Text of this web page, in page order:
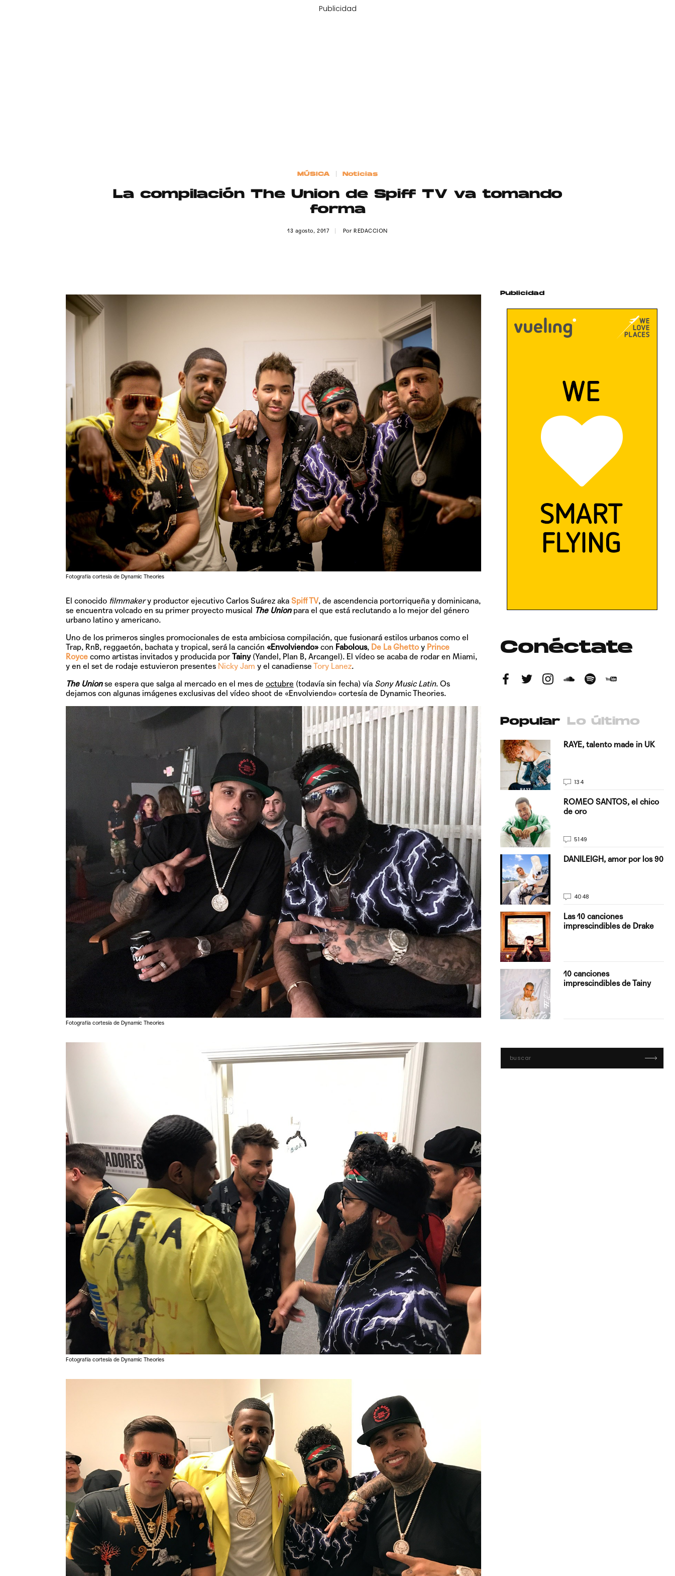
Publicidad
MÚSICA Noticias
La compilación The Union de Spiff TV va tomando
forma
13 agosto, 2017 PorREDACCION
Fotografía cortesía de Dynamic Theories
El conocido filmmakery productor ejecutivo Carlos Suárez aka Spiff TV, de ascendencia portorriqueña y dominicana,
se encuentra volcado en su primer proyecto musical The Unionpara el que está reclutando a lo mejor del género
urbano latino y americano.
Uno de los primeros singles promocionales de esta ambiciosa compilación, que fusionará estilos urbanos como el
Trap, RnB, reggaetón, bachata y tropical, será la canción «Envolviendo» con Fabolous, De La Ghettoy Prince
Roycecomo artistas invitados y producida por Tainy(Yandel, Plan B, Arcangel). El vídeo se acaba de rodar en Miami,
y en el set de rodaje estuvieron presentes Nicky Jam y el canadiense Tory Lanez.
The Unionse espera que salga al mercado en el mes de octubre (todavía sin fecha) víaSony Music Latin. Os
dejamos con algunas imágenes exclusivas del vídeo shoot de «Envolviendo» cortesía de Dynamic Theories.
Fotografía cortesía de Dynamic Theories
Fotografía cortesía de Dynamic Theories
Publicidad
Conéctate
Popular Lo último
TAINY, adelantado a su
tiempo
NICKI NICOLE, pisando
fuerte
Hablamos con Justin
Quiles de 'La…
GRIFF, el futuro del
Pop
Hablamos con Boza
sobre 'Bucle', el…
RAYE, talento made in UK
134
ROMEO SANTOS, el chico
de oro
5149
DANILEIGH, amor por los 90
4048
Las 10 canciones
imprescindibles de Drake
10 canciones
imprescindibles de Tainy